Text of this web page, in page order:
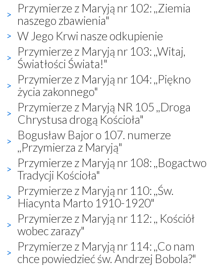
Przymierze z Maryją nr 102: ,,Ziemia
naszego zbawienia"
W Jego Krwi nasze odkupienie
Przymierze z Maryją nr 103: ,,Witaj,
Światłości Świata!"
Przymierze z Maryją nr 104: ,,Piękno
życia zakonnego"
Przymierze z Maryją NR 105 ,,Droga
Chrystusa drogą Kościoła"
Bogusław Bajor o 107. numerze
,,Przymierza z Maryją"
Przymierze z Maryją nr 108: ,,Bogactwo
Tradycji Kościoła"
Przymierze z Maryją nr 110: ,,Św.
Hiacynta Marto 1910-1920"
Przymierze z Maryją nr 112: ,, Kościół
wobec zarazy"
Przymierze z Maryją nr 114: ,,Co nam
chce powiedzieć św. Andrzej Bobola?"